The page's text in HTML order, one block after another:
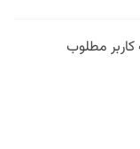
مطلوب